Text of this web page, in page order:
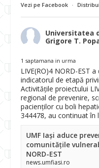
Vezi pe Facebook ·
Universitatea
Grigore T.
1 saptamana in urma
LIVE(RO)4 NORD-EST
indicatorul de etapă
Activitățile proiectului
regional de prevenire,
pacienților cu boli
344478, au continuat în
UMF Iași aduce
comunitățile
NORD-EST
news.umfiasi.ro